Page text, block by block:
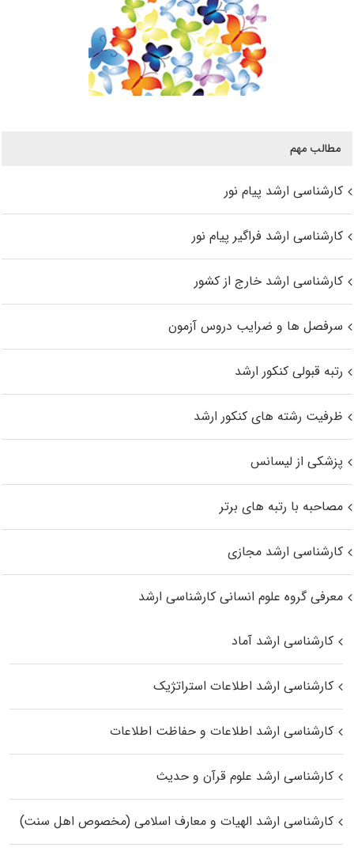
مطالب مهم
کارشناسی ارشد پیام نور
کارشناسی ارشد فراگیر پیام نور
کارشناسی ارشد خارج از کشور
سرفصل ها و ضرایب دروس آزمون
رتبه قبولی کنکور ارشد
ظرفیت رشته های کنکور ارشد
پزشکی از لیسانس
مصاحبه با رتبه های برتر
کارشناسی ارشد مجازی
معرفی گروه علوم انسانی کارشناسی ارشد
کارشناسی ارشد آماد
کارشناسی ارشد اطلاعات استراتژیک
کارشناسی ارشد اطلاعات و حفاظت اطلاعات
کارشناسی ارشد علوم قرآن و حدیث
کارشناسی ارشد الهیات و معارف اسلامی (مخصوص اهل سنت)